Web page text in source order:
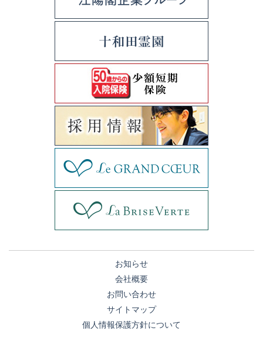
お知らせ
会社概要
お問い合わせ
サイトマップ
個人情報保護方針について